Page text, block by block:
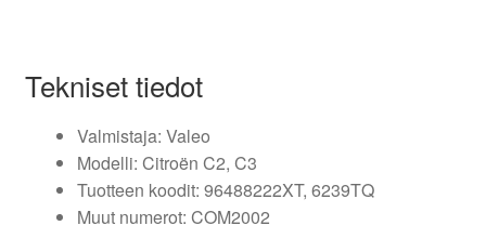
Tekniset tiedot
Valmistaja: Valeo
Modelli: Citroën C2, C3
Tuotteen koodit: 96488222XT, 6239TQ
Muut numerot: COM2002